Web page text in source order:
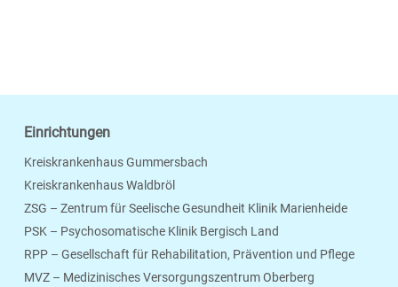
Einrichtungen
Kreiskrankenhaus Gummersbach
Kreiskrankenhaus Waldbröl
ZSG – Zentrum für Seelische Gesundheit Klinik Marienheide
PSK – Psychosomatische Klinik Bergisch Land
RPP – Gesellschaft für Rehabilitation, Prävention und Pflege
MVZ – Medizinisches Versorgungszentrum Oberberg